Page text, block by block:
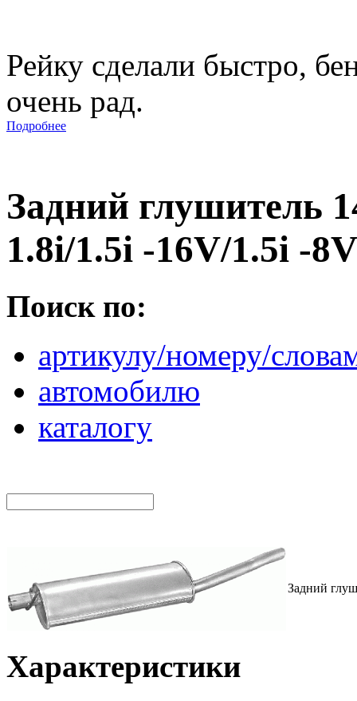
Рейку сделали быстро,
очень рад.
Подробнее
Задний глушитель
1.8i/1.5i -16V/1.5i -
Поиск по:
артикулу/номеру/
автомобилю
каталогу
Задний
Характеристики